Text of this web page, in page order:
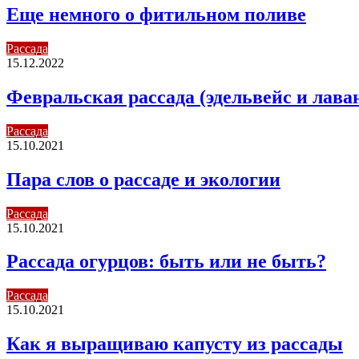
Еще немного о фитильном поливе
Рассада
15.12.2022
Февральская рассада (эдельвейс и
Рассада
15.10.2021
Пара слов о рассаде и экологии
Рассада
15.10.2021
Рассада огурцов: быть или не быть?
Рассада
15.10.2021
Как я выращиваю капусту из рассады